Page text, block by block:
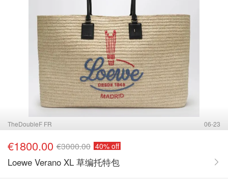
TheDoubleF FR 06-23
€1800.00 €3000.00 40% off
Loewe Verano XL 草编托特包